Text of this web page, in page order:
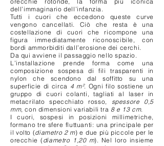
dell’immaginario dell’infanzia.
Tutti i cuori che eccedono queste curve
vengono cancellati. Ciò che resta è una
costellazione di cuori che ricompone una
figura immediatamente riconoscibile, con
bordi ammorbiditi dall’erosione dei cerchi.
Da qui avviene il passaggio nello spazio.
L’installazione prende forma come una
composizione sospesa di fili trasparenti in
nylon che scendono dal soffitto su una
superficie di circa 4 m². Ogni filo sostiene un
gruppo di cuori colanti, tagliati al laser in
metacrilato specchiato rosso, spessore 0,5
mm, con dimensioni variabili tra 8 e 13 cm.
I cuori, sospesi in posizioni millimetriche,
formano tre sfere fluttuanti: una principale per
il volto (diametro 2 m) e due più piccole per le
orecchie ( diametro 1,20 m). Nel loro insieme